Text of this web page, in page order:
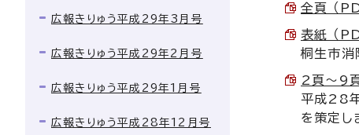
全頁 （
表紙 （
桐生市消
2頁～9
平成28年
を策定し
広報きりゅう平成29年3月号
広報きりゅう平成29年2月号
広報きりゅう平成29年1月号
広報きりゅう平成28年12月号